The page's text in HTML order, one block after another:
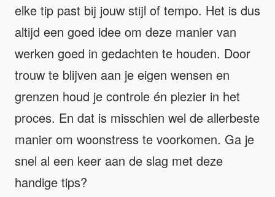
elke tip past bij jouw stijl of tempo. Het is dus
altijd een goed idee om deze manier van
werken goed in gedachten te houden. Door
trouw te blijven aan je eigen wensen en
grenzen houd je controle én plezier in het
proces. En dat is misschien wel de allerbeste
manier om woonstress te voorkomen. Ga je
snel al een keer aan de slag met deze
handige tips?